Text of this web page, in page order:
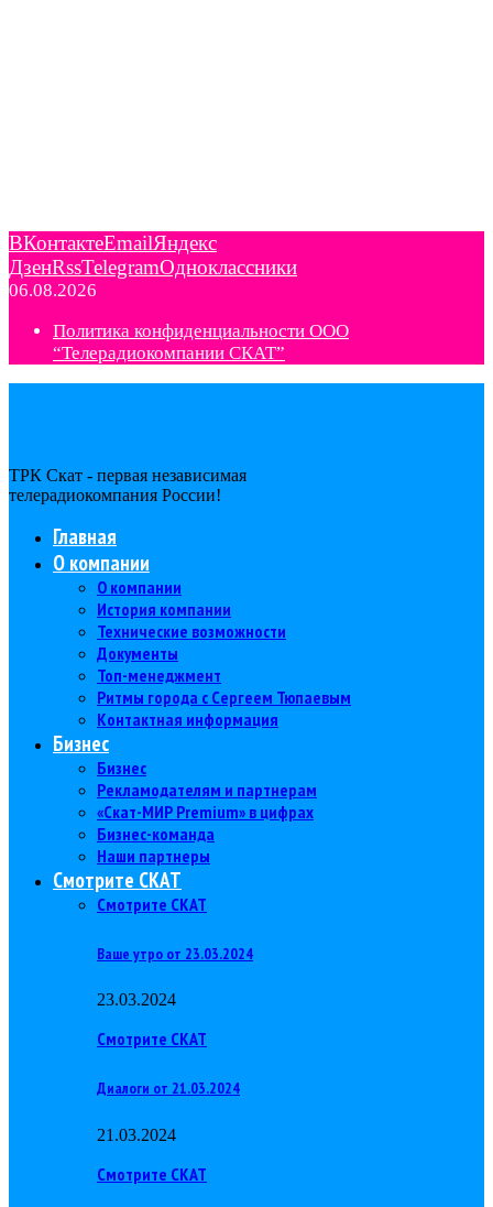
ВКонтактеEmailЯндекс
ДзенRssTelegramОдноклассники
06.08.2026
Политика конфиденциальности ООО
“Телерадиокомпании СКАТ”
ТРК Скат - первая независимая
телерадиокомпания Роcсии!
Главная
О компании
О компании
История компании
Технические возможности
Документы
Топ-менеджмент
Ритмы города с Сергеем Тюпаевым
Контактная информация
Бизнес
Бизнес
Рекламодателям и партнерам
«Скат-МИР Premium» в цифрах
Бизнес-команда
Наши партнеры
Смотрите СКАТ
Смотрите СКАТ
Ваше утро от 23.03.2024
23.03.2024
Смотрите СКАТ
Диалоги от 21.03.2024
21.03.2024
Смотрите СКАТ